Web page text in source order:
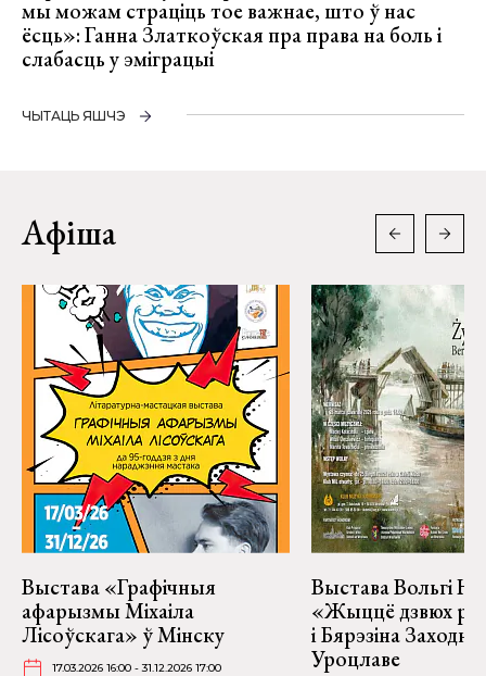
мы можам страціць тое важнае, што ў нас
ёсць»: Ганна Златкоўская пра права на боль і
слабасць у эміграцыі
ЧЫТАЦЬ ЯШЧЭ
Афіша
Выстава «Графічныя
афарызмы Міхаіла
Лісоўскага» ў Мінску
17.03.2026 16:00 - 31.12.2026 17:00
Выстава Вольгі
«Жыццё дзвюх
і Бярэзіна
Уроцлаве